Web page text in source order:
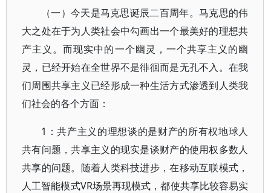
（一）今天是马克思诞辰二百周年。马克思的伟
大之处在于为人类社会中勾画出一个最美好的理想共
产主义。而现实中的一个幽灵，一个共享主义的幽
灵，已经开始在全世界不是徘徊而是无孔不入。在我
们周围共享主义已经形成一种生活方式渗透到人类我
们社会的各个方面：
1：共产主义的理想谈的是财产的所有权地球人
共有问题，共享主义的现实是谈财产的使用权多数人
共享的问题。随着人类科技进步，在移动互联模式，
人工智能模式VR场景再现模式，都使共享比较容易实